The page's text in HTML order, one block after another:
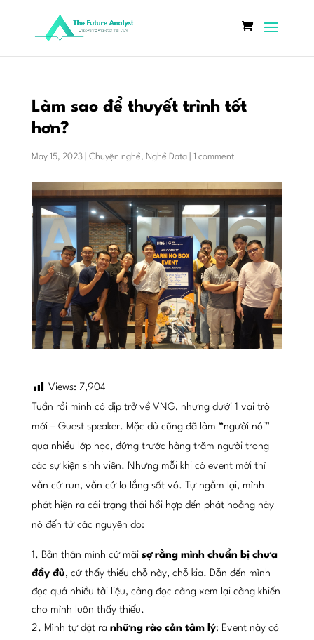
Làm sao để thuyết trình tốt
hơn?
May 15, 2023| Chuyện nghề, Nghề Data| 1 comment
Views: 7,904
Tuần rồi mình có dịp trở về VNG, nhưng dưới 1 vai trò
mới – Guest speaker. Mặc dù cũng đã làm “người nói”
qua nhiều lớp học, đứng trước hàng trăm người trong
các sự kiện sinh viên. Nhưng mỗi khi có event mới thì
vẫn cứ run, vẫn cứ lo lắng sốt vó. Tự ngẫm lại, mình
phát hiện ra cái trạng thái hồi hợp đến phát hoảng này
nó đến từ các nguyên do:
Bản thân mình cứ mãi sợ rằng mình chuẩn bị chưa
đầy đủ, cứ thấy thiếu chỗ này, chỗ kia. Dẫn đến mình
đọc quá nhiều tài liệu, càng đọc càng xem lại càng khiến
cho mình luôn thấy thiếu.
Mình tự đặt ra những rào cản tâm lý: Event này có